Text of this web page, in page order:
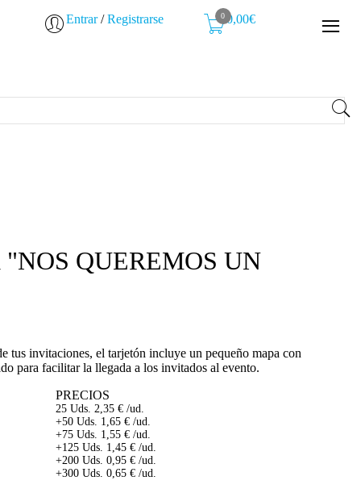
Entrar/Registrarse 00,00€
"NOS QUEREMOS UN
tus invitaciones, el tarjetón incluye un pequeño mapa con
para facilitar la llegada a los invitados al evento.
PRECIOS
25 Uds. 2,35 € /ud.
+50 Uds. 1,65 € /ud.
+75 Uds. 1,55 € /ud.
+125 Uds. 1,45 € /ud.
+200 Uds. 0,95 € /ud.
+300 Uds. 0,65 € /ud.